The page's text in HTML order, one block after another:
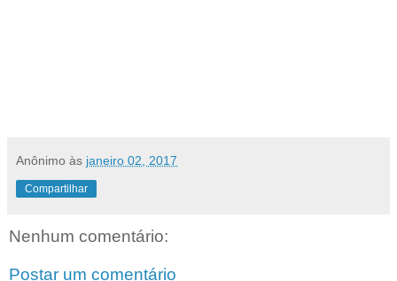
Anônimo às janeiro 02, 2017
Compartilhar
Nenhum comentário:
Postar um comentário